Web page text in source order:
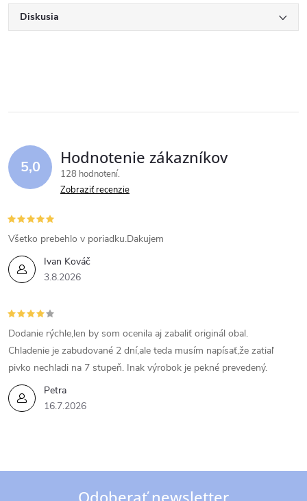
Diskusia
5,0 Hodnotenie zákazníkov
128 hodnotení
Zobraziť recenzie
Ivan Kováč
3.8.2026
Všetko prebehlo v poriadku.Dakujem
Petra
16.7.2026
Dodanie rýchle,len by som ocenila aj zabaliť originál obal.
Chladenie je zabudované 2 dní,ale teda musím napísať,že zatiaľ
pivko nechladi na 7 stupeň. Inak výrobok je pekné prevedený.
Odoberať newsletter